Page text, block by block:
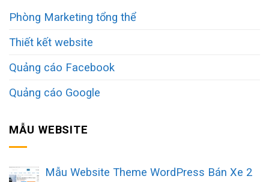
Phòng Marketing tổng thể
Thiết kết website
Quảng cáo Facebook
Quảng cáo Google
MẪU WEBSITE
Mẫu Website Theme WordPress Bán Xe 2